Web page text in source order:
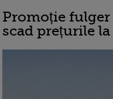
Promoție fulger
scad prețurile